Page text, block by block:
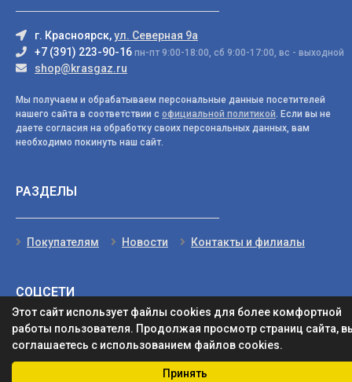
Принять
Этот сайт использует файлы cookies для более комфортной
работы пользователя. Продолжая просмотр страниц сайта,
соглашаетесь с использованием файлов cookies.
г. Красноярск,ул. Северная 9а
+7 (391) 223-90-16 пн-пт 9:00-18:00, сб 9:00-17:00, вс - выходной
shop@krasgaz.ru
Мы получаем и обрабатываем персональные данные посетителей
нашего сайта в соответствии с официальной политикой. Если вы не
даете согласия на обработку своих персональных данных, вам
необходимо покинуть наш сайт.
РАЗДЕЛЫ
Покупателям Новости Контакты и филиалы
СОЦСЕТИ